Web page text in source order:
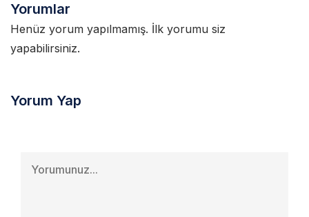
Yorumlar
Henüz yorum yapılmamış. İlk yorumu siz
yapabilirsiniz.
Yorum Yap